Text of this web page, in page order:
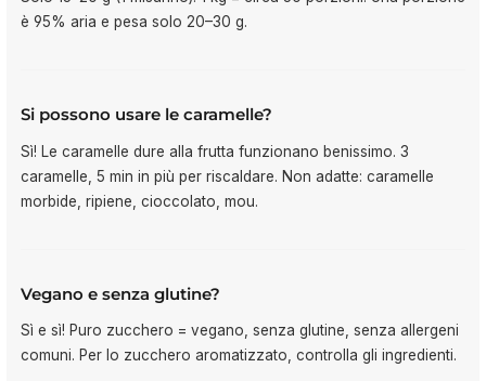
è 95% aria e pesa solo 20–30 g.
Si possono usare le caramelle?
Sì! Le caramelle dure alla frutta funzionano benissimo. 3
caramelle, 5 min in più per riscaldare. Non adatte: caramelle
morbide, ripiene, cioccolato, mou.
Vegano e senza glutine?
Sì e sì! Puro zucchero = vegano, senza glutine, senza allergeni
comuni. Per lo zucchero aromatizzato, controlla gli ingredienti.